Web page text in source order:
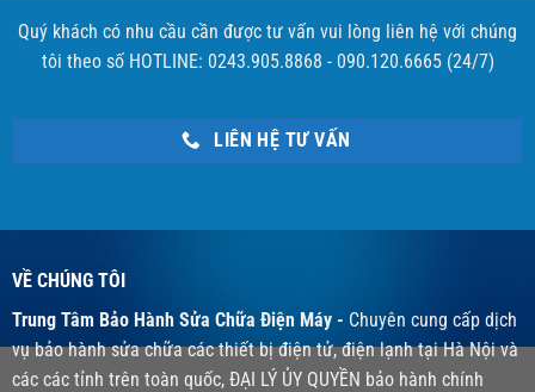
Quý khách có nhu cầu cần được tư vấn vui lòng liên hệ với chúng
tôi theo số HOTLINE: 0243.905.8868 - 090.120.6665 (24/7)
LIÊN HỆ TƯ VẤN
VỀ CHÚNG TÔI
Trung Tâm Bảo Hành Sửa Chữa Điện Máy - Chuyên cung cấp dịch
vụ bảo hành sửa chữa các thiết bị điện tử, điện lạnh tại Hà Nội và
các các tỉnh trên toàn quốc, ĐẠI LÝ ỦY QUYỀN bảo hành chính